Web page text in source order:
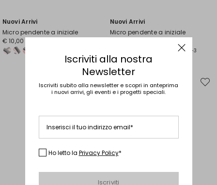
Nuovi Arrivi
Micro pendente a iniziale
€ 10,00
Nuovi Arrivi
Micro pendente a iniziale
+3
Sposta
nella
wishlist
Iscriviti alla nostra
Newsletter
Iscriviti subito alla newsletter e scopri in anteprima
i nuovi arrivi, gli eventi e i progetti speciali.
Inserisci il tuo indirizzo email*
Ho letto la Privacy Policy*
Iscriviti